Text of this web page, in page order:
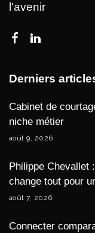
l'avenir
Derniers
Cabinet de
niche métier
août 9, 2026
Philippe Chevallet
change tout pour
août 7, 2026
Connecter